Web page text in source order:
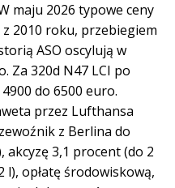
maju 2026 typowe ceny
2010 roku, przebiegiem
ASO oscylują w
Za 320d N47 LCI po
do 6500 euro.
przez Lufthansa
z Berlina do
akcyzę 3,1 procent (do 2
l), opłatę środowiskową,